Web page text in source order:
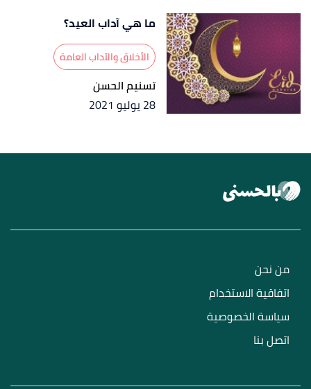
ما هي آداب العيد؟
الأخلاق والآداب العامة
تسنيم الحسن
28 يوليو 2021
من نحن
اتفاقية الاستخدام
سياسة الخصوصية
اتصل بنا